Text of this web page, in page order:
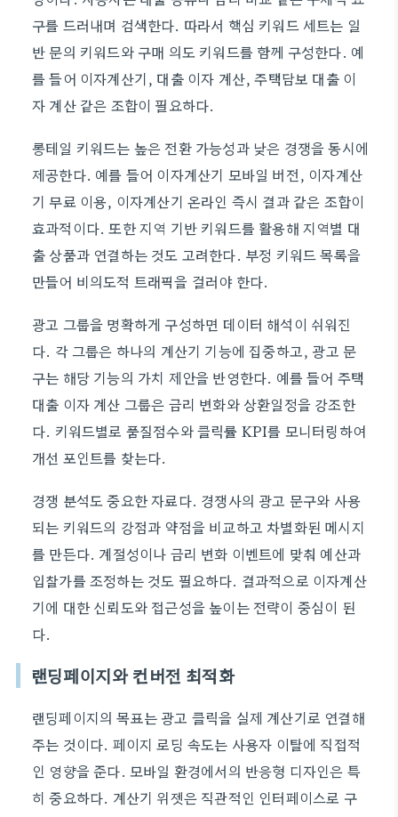
구를 드러내며 검색한다. 따라서 핵심 키워드 세트는 일
반 문의 키워드와 구매 의도 키워드를 함께 구성한다. 예
를 들어 이자계산기, 대출 이자 계산, 주택담보 대출 이
자 계산 같은 조합이 필요하다.
롱테일 키워드는 높은 전환 가능성과 낮은 경쟁을 동시에
제공한다. 예를 들어 이자계산기 모바일 버전, 이자계산
기 무료 이용, 이자계산기 온라인 즉시 결과 같은 조합이
효과적이다. 또한 지역 기반 키워드를 활용해 지역별 대
출 상품과 연결하는 것도 고려한다. 부정 키워드 목록을
만들어 비의도적 트래픽을 걸러야 한다.
광고 그룹을 명확하게 구성하면 데이터 해석이 쉬워진
다. 각 그룹은 하나의 계산기 기능에 집중하고, 광고 문
구는 해당 기능의 가치 제안을 반영한다. 예를 들어 주택
대출 이자 계산 그룹은 금리 변화와 상환일정을 강조한
다. 키워드별로 품질점수와 클릭률 KPI를 모니터링하여
개선 포인트를 찾는다.
경쟁 분석도 중요한 자료다. 경쟁사의 광고 문구와 사용
되는 키워드의 강점과 약점을 비교하고 차별화된 메시지
를 만든다. 계절성이나 금리 변화 이벤트에 맞춰 예산과
입찰가를 조정하는 것도 필요하다. 결과적으로 이자계산
기에 대한 신뢰도와 접근성을 높이는 전략이 중심이 된
다.
랜딩페이지와 컨버전 최적화
랜딩페이지의 목표는 광고 클릭을 실제 계산기로 연결해
주는 것이다. 페이지 로딩 속도는 사용자 이탈에 직접적
인 영향을 준다. 모바일 환경에서의 반응형 디자인은 특
히 중요하다. 계산기 위젯은 직관적인 인터페이스로 구